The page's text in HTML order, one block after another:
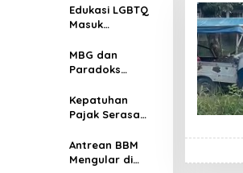
Edukasi LGBTQ
Masuk
Efektifkah
Menjadi Benteng
Muda?
MBG dan
Paradoks
Perbaikan Gizi
yang Salah
Kepatuhan
Pajak Serasa
Pajak
Antrean BBM
Mengular di